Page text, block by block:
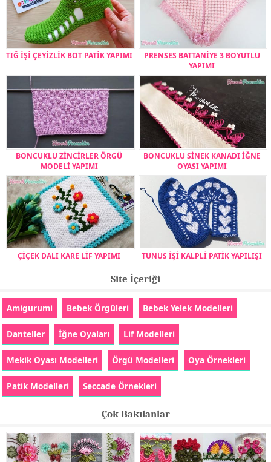
TIĞ İŞİ ÇEYİZLİK BOT PATİK YAPIMI
PRENSES BATTANİYE 3 BOYUTLU
YAPIMI
BONCUKLU ZİNCİRLER ÖRGÜ
MODELİ YAPIMI
BONCUKLU SİNEK KANADI İĞNE
OYASI YAPIMI
ÇİÇEK DALI KARE LİF YAPIMI TUNUS İŞİ KALPLİ PATİK YAPILIŞI
Site İçeriği
Amigurumi Bebek Örgüleri Bebek Yelek Modelleri
Danteller İğne Oyaları Lif Modelleri
Mekik Oyası Modelleri Örgü Modelleri Oya Örnekleri
Patik Modelleri Seccade Örnekleri
Çok Bakılanlar